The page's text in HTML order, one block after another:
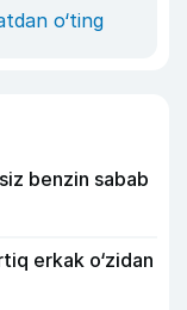
o‘ting
benzin sabab
erkak o‘zidan